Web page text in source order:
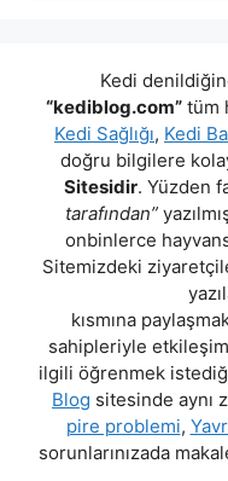
Kedi
“kediblog.com” tüm
Kedi Sağlığı, Kedi
doğru bilgilere
Sitesidir. Yüzden
tarafından”
onbinlerce
Sitemizdeki
kısmına
sahipleriyle
ilgili öğrenmek
Blog sitesinde aynı
pire problemi,
sorunlarınızada